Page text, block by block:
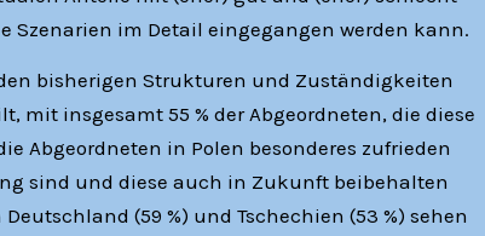
Szenarien im Detail eingegangen werden kann.
bisherigen Strukturen und Zuständigkeiten
mit insgesamt 55 % der Abgeordneten, die diese
Abgeordneten in Polen besonderes zufrieden
sind und diese auch in Zukunft beibehalten
(59 %) und Tschechien (53 %) sehen